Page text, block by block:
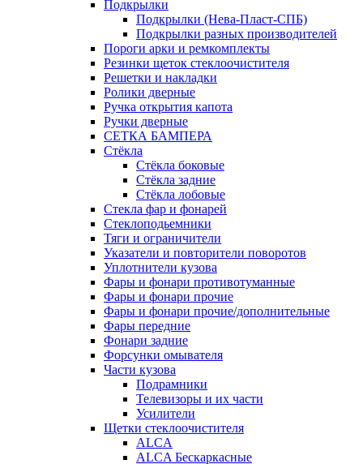
Подкрылки
Подкрылки (Нева-Пласт-СПБ)
Подкрылки разных производителей
Пороги арки и ремкомплекты
Резинки щеток стеклоочистителя
Решетки и накладки
Ролики дверные
Ручка открытия капота
Ручки дверные
СЕТКА БАМПЕРА
Стёкла
Стёкла боковые
Стёкла задние
Стёкла лобовые
Стекла фар и фонарей
Стеклоподьемники
Тяги и ограничители
Указатели и повторители поворотов
Уплотнители кузова
Фары и фонари противотуманные
Фары и фонари прочие
Фары и фонари прочие/дополнительные
Фары передние
Фонари задние
Форсунки омывателя
Части кузова
Подрамники
Телевизоры и их части
Усилители
Щетки стеклоочистителя
ALCA
ALCA Бескаркасные